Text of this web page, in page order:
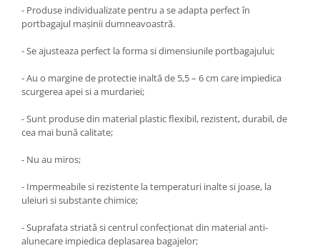
- Produse individualizate pentru a se adapta perfect în
portbagajul maşinii dumneavoastră.
- Se ajusteaza perfect la forma si dimensiunile portbagajului;
- Au o margine de protectie inaltă de 5,5 – 6 cm care impiedica
scurgerea apei si a murdariei;
- Sunt produse din material plastic flexibil, rezistent, durabil, de
cea mai bună calitate;
- Nu au miros;
- Impermeabile si rezistente la temperaturi inalte si joase, la
uleiuri si substante chimice;
- Suprafata striată si centrul confecţionat din material anti-
alunecare impiedica deplasarea bagajelor;